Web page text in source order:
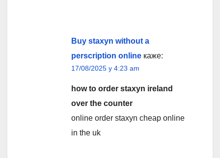
Buy staxyn without a
perscription online каже:
17/08/2025 у 4:23 am
how to order staxyn ireland
over the counter
online order staxyn cheap online
in the uk